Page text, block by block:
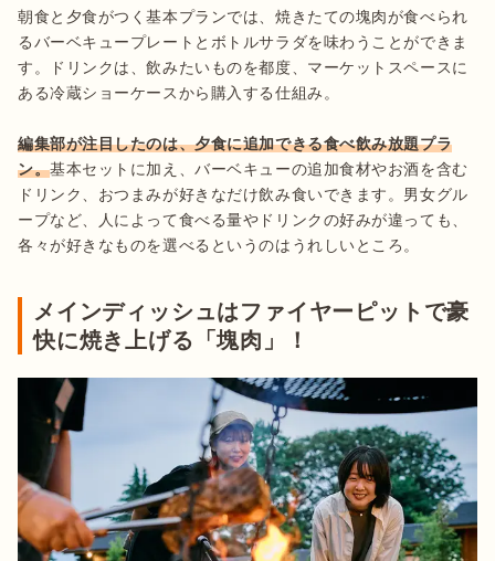
朝食と夕食がつく基本プランでは、焼きたての塊肉が食べられ
るバーベキュープレートとボトルサラダを味わうことができま
す。ドリンクは、飲みたいものを都度、マーケットスペースに
ある冷蔵ショーケースから購入する仕組み。
編集部が注目したのは、夕食に追加できる食べ飲み放題プラ
ン。基本セットに加え、バーベキューの追加食材やお酒を含む
ドリンク、おつまみが好きなだけ飲み食いできます。男女グル
ープなど、人によって食べる量やドリンクの好みが違っても、
各々が好きなものを選べるというのはうれしいところ。
メインディッシュはファイヤーピットで豪
快に焼き上げる「塊肉」！